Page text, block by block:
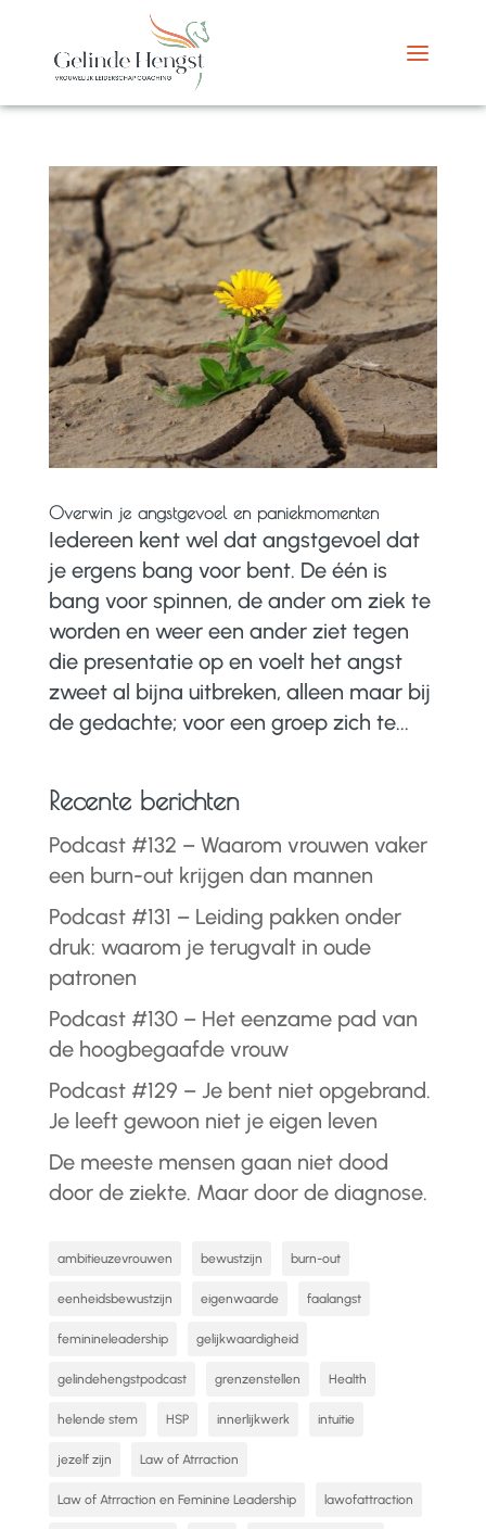
Overwin je angstgevoel en paniekmomenten
Iedereen kent wel dat angstgevoel dat
je ergens bang voor bent. De één is
bang voor spinnen, de ander om ziek te
worden en weer een ander ziet tegen
die presentatie op en voelt het angst
zweet al bijna uitbreken, alleen maar bij
de gedachte; voor een groep zich te...
Recente berichten
Podcast #132 – Waarom vrouwen vaker
een burn-out krijgen dan mannen
Podcast #131 – Leiding pakken onder
druk: waarom je terugvalt in oude
patronen
Podcast #130 – Het eenzame pad van
de hoogbegaafde vrouw
Podcast #129 – Je bent niet opgebrand.
Je leeft gewoon niet je eigen leven
De meeste mensen gaan niet dood
door de ziekte. Maar door de diagnose.
ambitieuzevrouwen bewustzijn burn-out
eenheidsbewustzijn eigenwaarde faalangst
feminineleadership gelijkwaardigheid
gelindehengstpodcast grenzenstellen Health
helende stem HSP innerlijkwerk intuitie
jezelf zijn Law of Atrraction
Law of Atrraction en Feminine Leadership lawofattraction